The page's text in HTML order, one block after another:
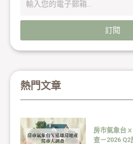
訂閱
熱門文章
房市氣象台
查－2026